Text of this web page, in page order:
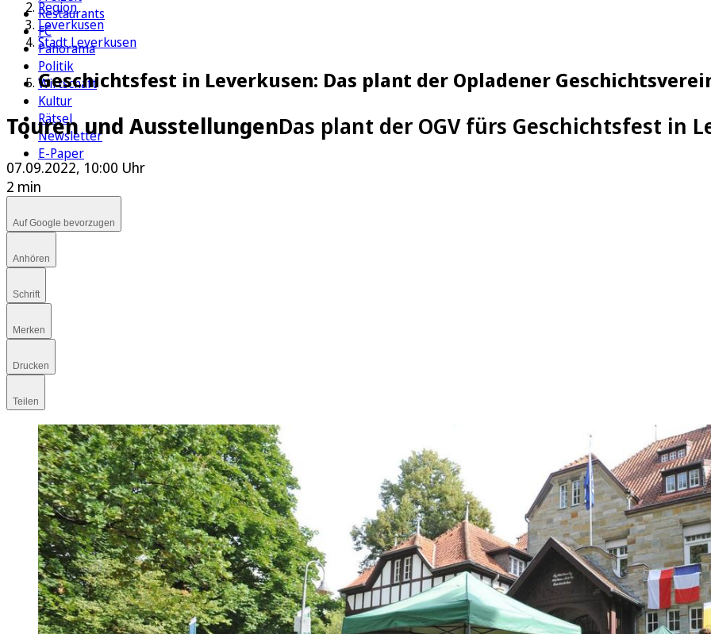
Restaurants
FC
Panorama
Politik
Wirtschaft
Kultur
Rätsel
Newsletter
E-Paper
Region
Leverkusen
Stadt Leverkusen
Geschichtsfest in Leverkusen: Das plant der Opladener
Touren und AusstellungenDas plant der OGV fürs Geschichtsfest in
07.09.2022, 10:00 Uhr
2 min
Auf Google bevorzugen
Anhören
Schrift
Merken
Drucken
Teilen